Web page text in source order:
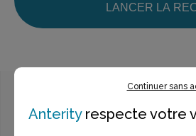
LANCER LA
Ce n’est pas exactement
Continuer sans
Anterityrespecte votre